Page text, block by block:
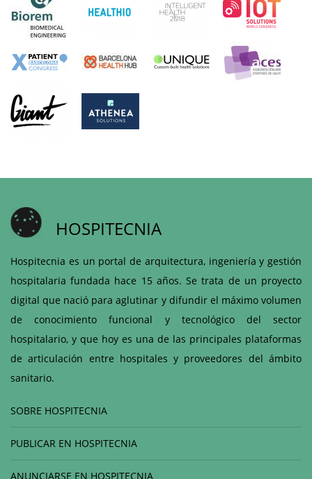
HOSPITECNIA
Hospitecnia es un portal de arquitectura, ingeniería y gestión
hospitalaria fundada hace 15 años. Se trata de un proyecto
digital que nació para aglutinar y difundir el máximo volumen
de conocimiento funcional y tecnológico del sector
hospitalario, y que hoy es una de las principales plataformas
de articulación entre hospitales y proveedores del ámbito
sanitario.
SOBRE HOSPITECNIA
PUBLICAR EN HOSPITECNIA
ANUNCIARSE EN HOSPITECNIA